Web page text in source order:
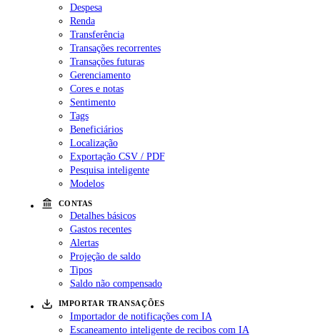
Despesa
Renda
Transferência
Transações recorrentes
Transações futuras
Gerenciamento
Cores e notas
Sentimento
Tags
Beneficiários
Localização
Exportação CSV / PDF
Pesquisa inteligente
Modelos
CONTAS
Detalhes básicos
Gastos recentes
Alertas
Projeção de saldo
Tipos
Saldo não compensado
IMPORTAR TRANSAÇÕES
Importador de notificações com IA
Escaneamento inteligente de recibos com IA